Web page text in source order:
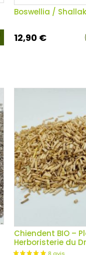
Boswellia /
12,90 €
Chiendent BIO –
Herboristerie du